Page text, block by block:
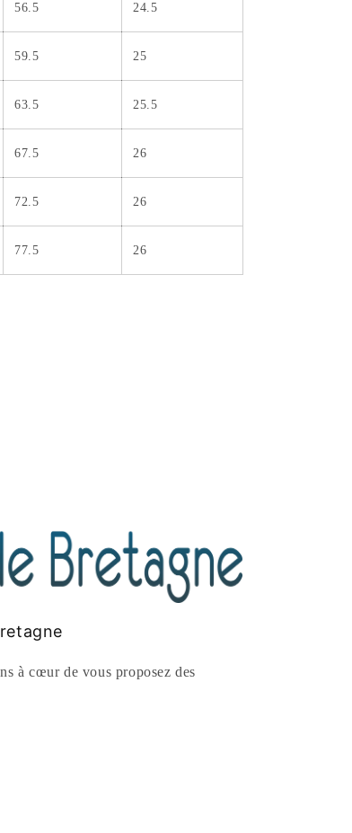
56.5 24.5
59.5 25
63.5 25.5
67.5 26
72.5 26
77.5 26
à cœur de vous proposez des